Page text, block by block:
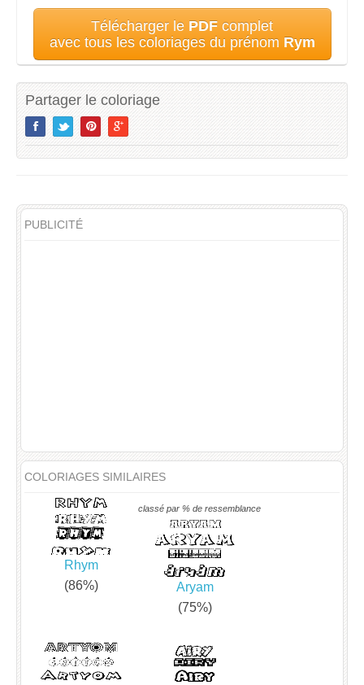
Télécharger le PDF complet
avec tous les coloriages du prénom Rym
Partager le coloriage
PUBLICITÉ
COLORIAGES SIMILAIRES
classé par % de ressemblance
Rhym
(86%)
Aryam
(75%)